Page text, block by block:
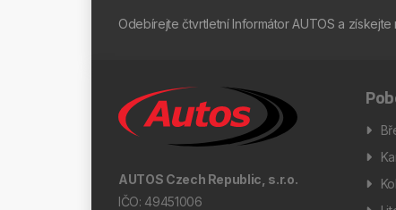
Odebírejte čtvrtletní Informátor AUTOS a
AUTOS Czech Republic, s.r.o.
IČO: 49451006